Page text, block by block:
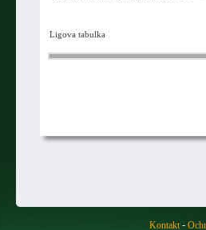
Ligova tabulka
Kontakt-